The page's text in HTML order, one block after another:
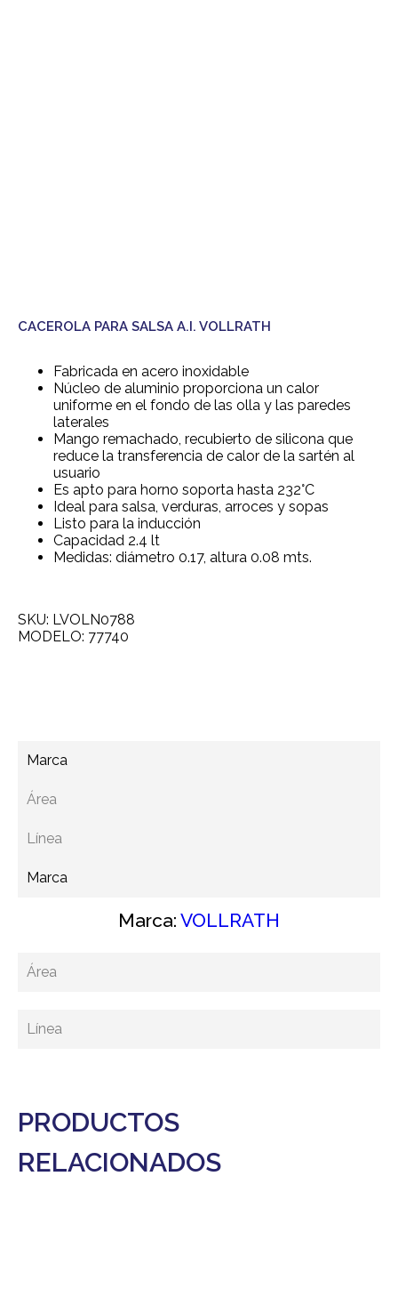
CACEROLA PARA SALSA A.I. VOLLRATH
Fabricada en acero inoxidable
Núcleo de aluminio proporciona un calor
uniforme en el fondo de las olla y las paredes
laterales
Mango remachado, recubierto de silicona que
reduce la transferencia de calor de la sartén al
usuario
Es apto para horno soporta hasta 232°C
Ideal para salsa, verduras, arroces y sopas
Listo para la inducción
Capacidad 2.4 lt
Medidas: diámetro 0.17, altura 0.08 mts.
SKU: LVOLN0788
MODELO: 77740
Marca
Área
Línea
Marca
Marca: VOLLRATH
Área
Línea
PRODUCTOS
RELACIONADOS